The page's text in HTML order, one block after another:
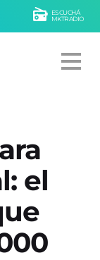
ESCUCHÁ
MKTRADIO
el